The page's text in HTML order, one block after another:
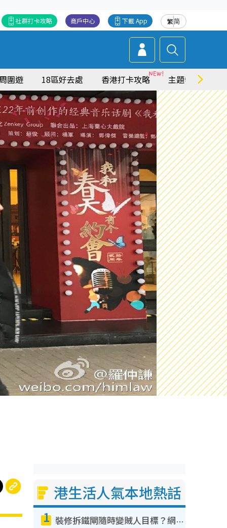
繁简
下載 App
商戶中心
社群打卡攻略
圍遊 18區好去處 香港打卡攻略 主題特集
港生活人氣本地熱話
1 裝修拆鐵閘隨時變賊人目標？網民揭2大關鍵用途：裝新式等於白裝？附新舊鐵閘分別